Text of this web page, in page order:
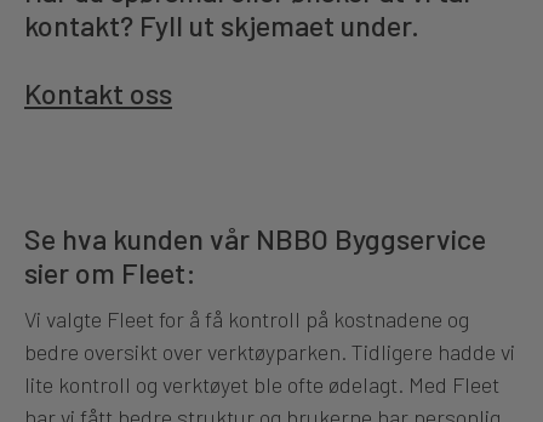
kontakt? Fyll ut skjemaet under.
Kontakt oss
Se hva kunden vår NBBO Byggservice
sier om Fleet:
Vi valgte Fleet for å få kontroll på kostnadene og
bedre oversikt over verktøyparken. Tidligere hadde vi
lite kontroll og verktøyet ble ofte ødelagt. Med Fleet